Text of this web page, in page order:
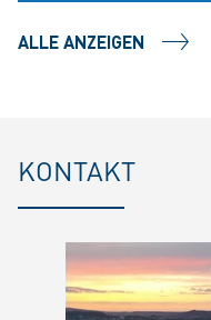
ALLE ANZEIGEN
KONTAKT